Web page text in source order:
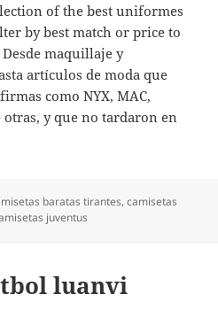
of the best uniformes
by best match or price to
maquillaje y
artículos de moda que
como NYX, MAC,
y que no tardaron en
baratas tirantes,camisetas
juventus
luanvi